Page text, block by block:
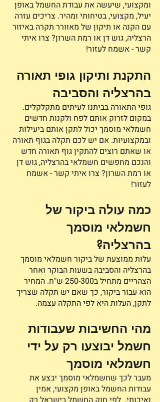
ומקצועי, שיעשה את עבודת החשמל באופן
יעיל, מקצועי, בטיחותי ומהיר. צריכים עזרה
עם הקנה או תיקון של מאוורר תקרה באיזור
הרצליה, גוש דן או רמת השרון? צרו איתי
קשר - אשמח לעזור!
התקנת ותיקון גופי תאורה
בהרצליה והסביבה
גופי התאורה בביתנו לעיתים מתקלקלים.
במקום לזרוק אותם לפח ולקנות חדשים
חשמלאי מוסמך יכול לתקן אותם ביעילות
ובמקצועיות. אם יש לכם תקלה בגוף תאורה
או שאתם רוצים להתקין גוף תאורה חדש
והנכם מחפשים חשמלאי בהרצליה, גוש דן
או רמת השרון? צרו איתי קשר - אשמח
לעזור!
כמה עולה ביקור של
חשמלאי מוסמך
בהרצליה?
עלות ממוצעת של ביקור חשמלאי מוסמך
בהרצליה והסביבה בשעות הבוקר ואחר
הצהריים מתחיל ב250-300 ש"ח. המחיר
הוא עבור ביקור, כך שאם יש תקלה שצריך
לתקן, העלות היא לפי התקלה עצמה.
מהי החשיבות שעבודות
חשמל יבוצעו רק על ידי
חשמלאי מוסמך
מעבר לכך שחשמלאי מוסמך יבצע את
עבודות החשמל באופן מקצועי, אמין